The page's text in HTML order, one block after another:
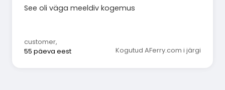
See oli väga meeldiv kogemus
customer,
55 päeva eest
Kogutud AFerry.com i järgi